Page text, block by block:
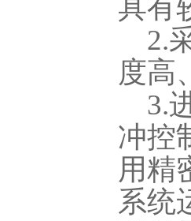
具有
2.
度高
3.
冲控
用精
系统